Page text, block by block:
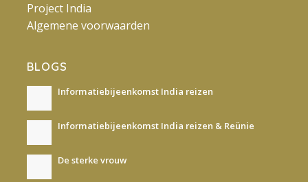
Project India
Algemene voorwaarden
BLOGS
Informatiebijeenkomst India reizen
Informatiebijeenkomst India reizen & Reünie
De sterke vrouw